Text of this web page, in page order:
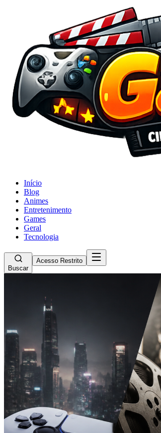
Início
Blog
Animes
Entretenimento
Games
Geral
Tecnologia
Buscar
Acesso Restrito